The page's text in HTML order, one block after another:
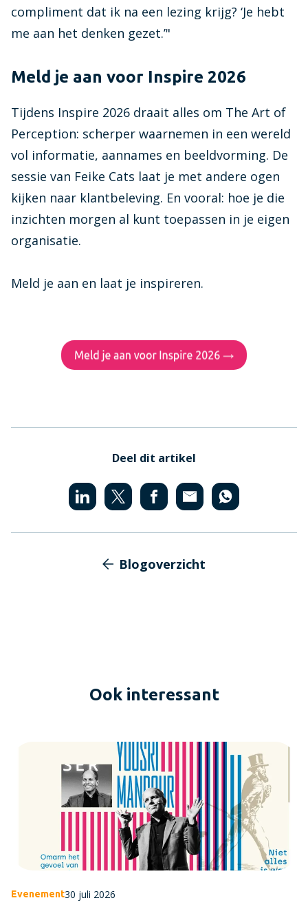
compliment dat ik na een lezing krijg? ‘Je hebt
me aan het denken gezet.’"
Meld je aan voor Inspire 2026
Tijdens Inspire 2026 draait alles om The Art of
Perception: scherper waarnemen in een wereld
vol informatie, aannames en beeldvorming. De
sessie van Feike Cats laat je met andere ogen
kijken naar klantbeleving. En vooral: hoe je die
inzichten morgen al kunt toepassen in je eigen
organisatie.
Meld je aan en laat je inspireren.
Deel dit artikel
Blogoverzicht
Ook interessant
Evenement30 juli 2026